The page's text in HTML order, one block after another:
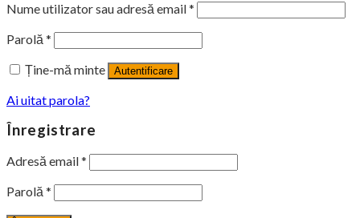
Nume utilizator sau adresă email*
Parolă *
Ține-mă minte
Autentificare
Ai uitat parola?
Înregistrare
Adresă email*
Parolă *